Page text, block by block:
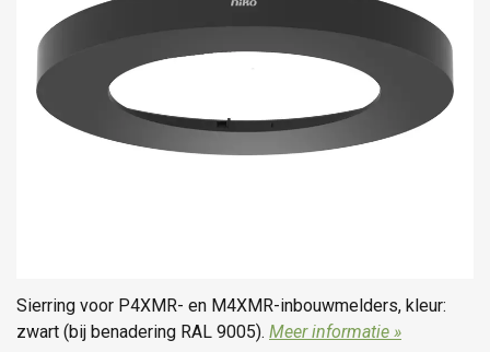
Sierring voor P4XMR- en M4XMR-inbouwmelders, kleur:
zwart (bij benadering RAL 9005). Meer informatie »